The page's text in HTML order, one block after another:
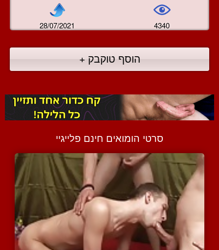
28/07/2021 4340
הוסף טוקבק +
סרטי הומואים חינם פלייגיי